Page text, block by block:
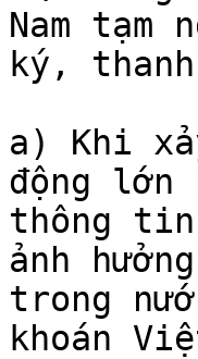
Nam tạm
ký,
a) Khi
động lớn
thông tin
ảnh
trong
khoán